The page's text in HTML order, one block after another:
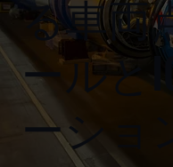
る車両
ールと
ーション